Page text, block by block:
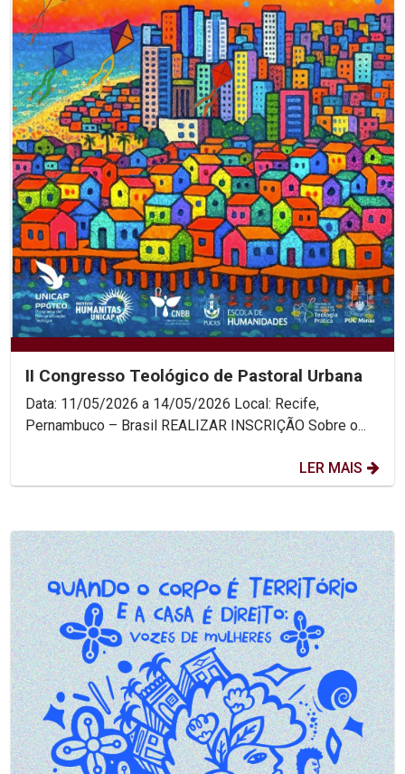
II Congresso Teológico de Pastoral Urbana
Data: 11/05/2026 a 14/05/2026 Local: Recife,
Pernambuco – Brasil REALIZAR INSCRIÇÃO Sobre o...
LER MAIS